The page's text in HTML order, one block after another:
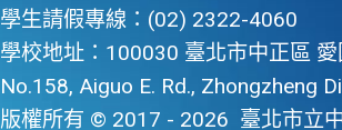
學生請假專線：(02) 2322-4060
學校地址：100030 臺北市中正區
No.158, Aiguo E. Rd., Zhongzheng
版權所有 © 2017 - 2026 臺北市立